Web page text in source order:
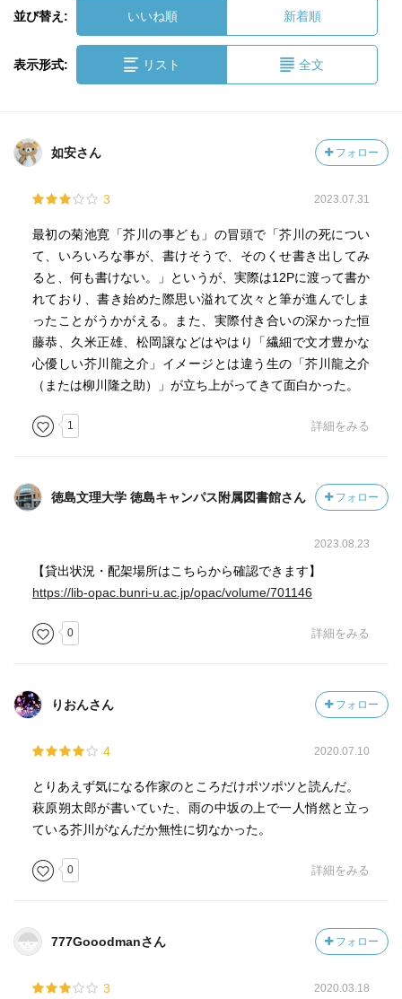
並び替え: いいね順 新着順
表示形式: リスト 全文
如安さん フォロー
3 2023.07.31
最初の菊池寛「芥川の事ども」の冒頭で「芥川の死につい
て、いろいろな事が、書けそうで、そのくせ書き出してみ
ると、何も書けない。」というが、実際は12Pに渡って書か
れており、書き始めた際思い溢れて次々と筆が進んでしま
ったことがうかがえる。また、実際付き合いの深かった恒
藤恭、久米正雄、松岡譲などはやはり「繊細で文才豊かな
心優しい芥川龍之介」イメージとは違う生の「芥川龍之介
（または柳川隆之助）」が立ち上がってきて面白かった。
1 詳細をみる
徳島文理大学 徳島キャンパス附属図書館さん フォロー
2023.08.23
【貸出状況・配架場所はこちらから確認できます】
https://lib-opac.bunri-u.ac.jp/opac/volume/701146
0 詳細をみる
りおんさん フォロー
4 2020.07.10
とりあえず気になる作家のところだけポツポツと読んだ。
萩原朔太郎が書いていた、雨の中坂の上で一人悄然と立っ
ている芥川がなんだか無性に切なかった。
0 詳細をみる
777Gooodmanさん フォロー
3 2020.03.18